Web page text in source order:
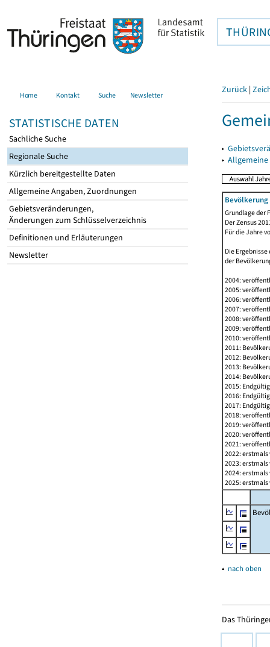
Home Kontakt Suche Newsletter
STATISTISCHE DATEN
Sachliche Suche
Regionale Suche
Kürzlich bereitgestellte Daten
Allgemeine Angaben, Zuordnungen
Gebietsveränderungen,
Änderungen zum Schlüsselverzeichnis
Definitionen und Erläuterungen
Newsletter
Zurück |
▸
▸
Grundlage der
Der Zensus
Für die Jahre
Die
der
2004:
2005:
2006:
2007:
2008:
2009:
2010:
2011:
2012:
2013:
2014:
2015:
2016:
2017:
2018:
2019:
2020:
2021:
2022:
2023:
2024:
2025:
▴ nach oben
Das